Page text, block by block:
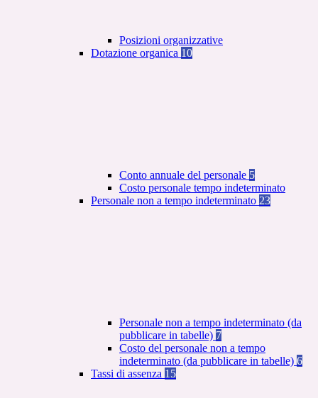
Posizioni organizzative
Dotazione organica 10
Conto annuale del personale 5
Costo personale tempo indeterminato
Personale non a tempo indeterminato 23
Personale non a tempo indeterminato (da
pubblicare in tabelle) 7
Costo del personale non a tempo
indeterminato (da pubblicare in tabelle) 6
Tassi di assenza 15